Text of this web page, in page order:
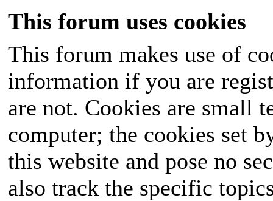
This forum uses cookies
This forum makes use of
information if you are
are not. Cookies are small
computer; the cookies set
this website and pose no
also track the specific